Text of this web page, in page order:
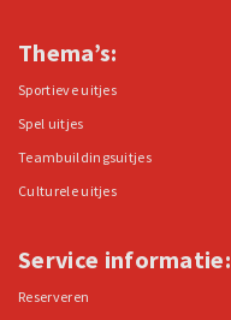
Thema’s:
Sportieve uitjes
Spel uitjes
Teambuildingsuitjes
Culturele uitjes
Service informatie:
Reserveren